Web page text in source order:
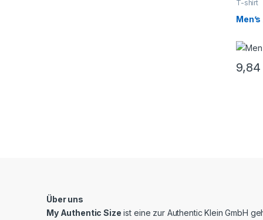
T-shirt
Über uns
My Authentic Size ist eine zur Authentic Klein GmbH